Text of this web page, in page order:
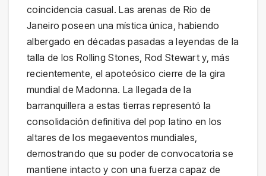
coincidencia casual. Las arenas de Río de
Janeiro poseen una mística única, habiendo
albergado en décadas pasadas a leyendas de la
talla de los Rolling Stones, Rod Stewart y, más
recientemente, el apoteósico cierre de la gira
mundial de Madonna. La llegada de la
barranquillera a estas tierras representó la
consolidación definitiva del pop latino en los
altares de los megaeventos mundiales,
demostrando que su poder de convocatoria se
mantiene intacto y con una fuerza capaz de